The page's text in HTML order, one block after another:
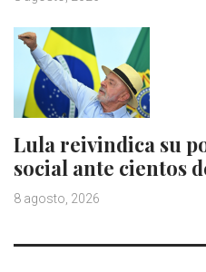
Lula reivindica su
social ante cientos
8 agosto, 2026